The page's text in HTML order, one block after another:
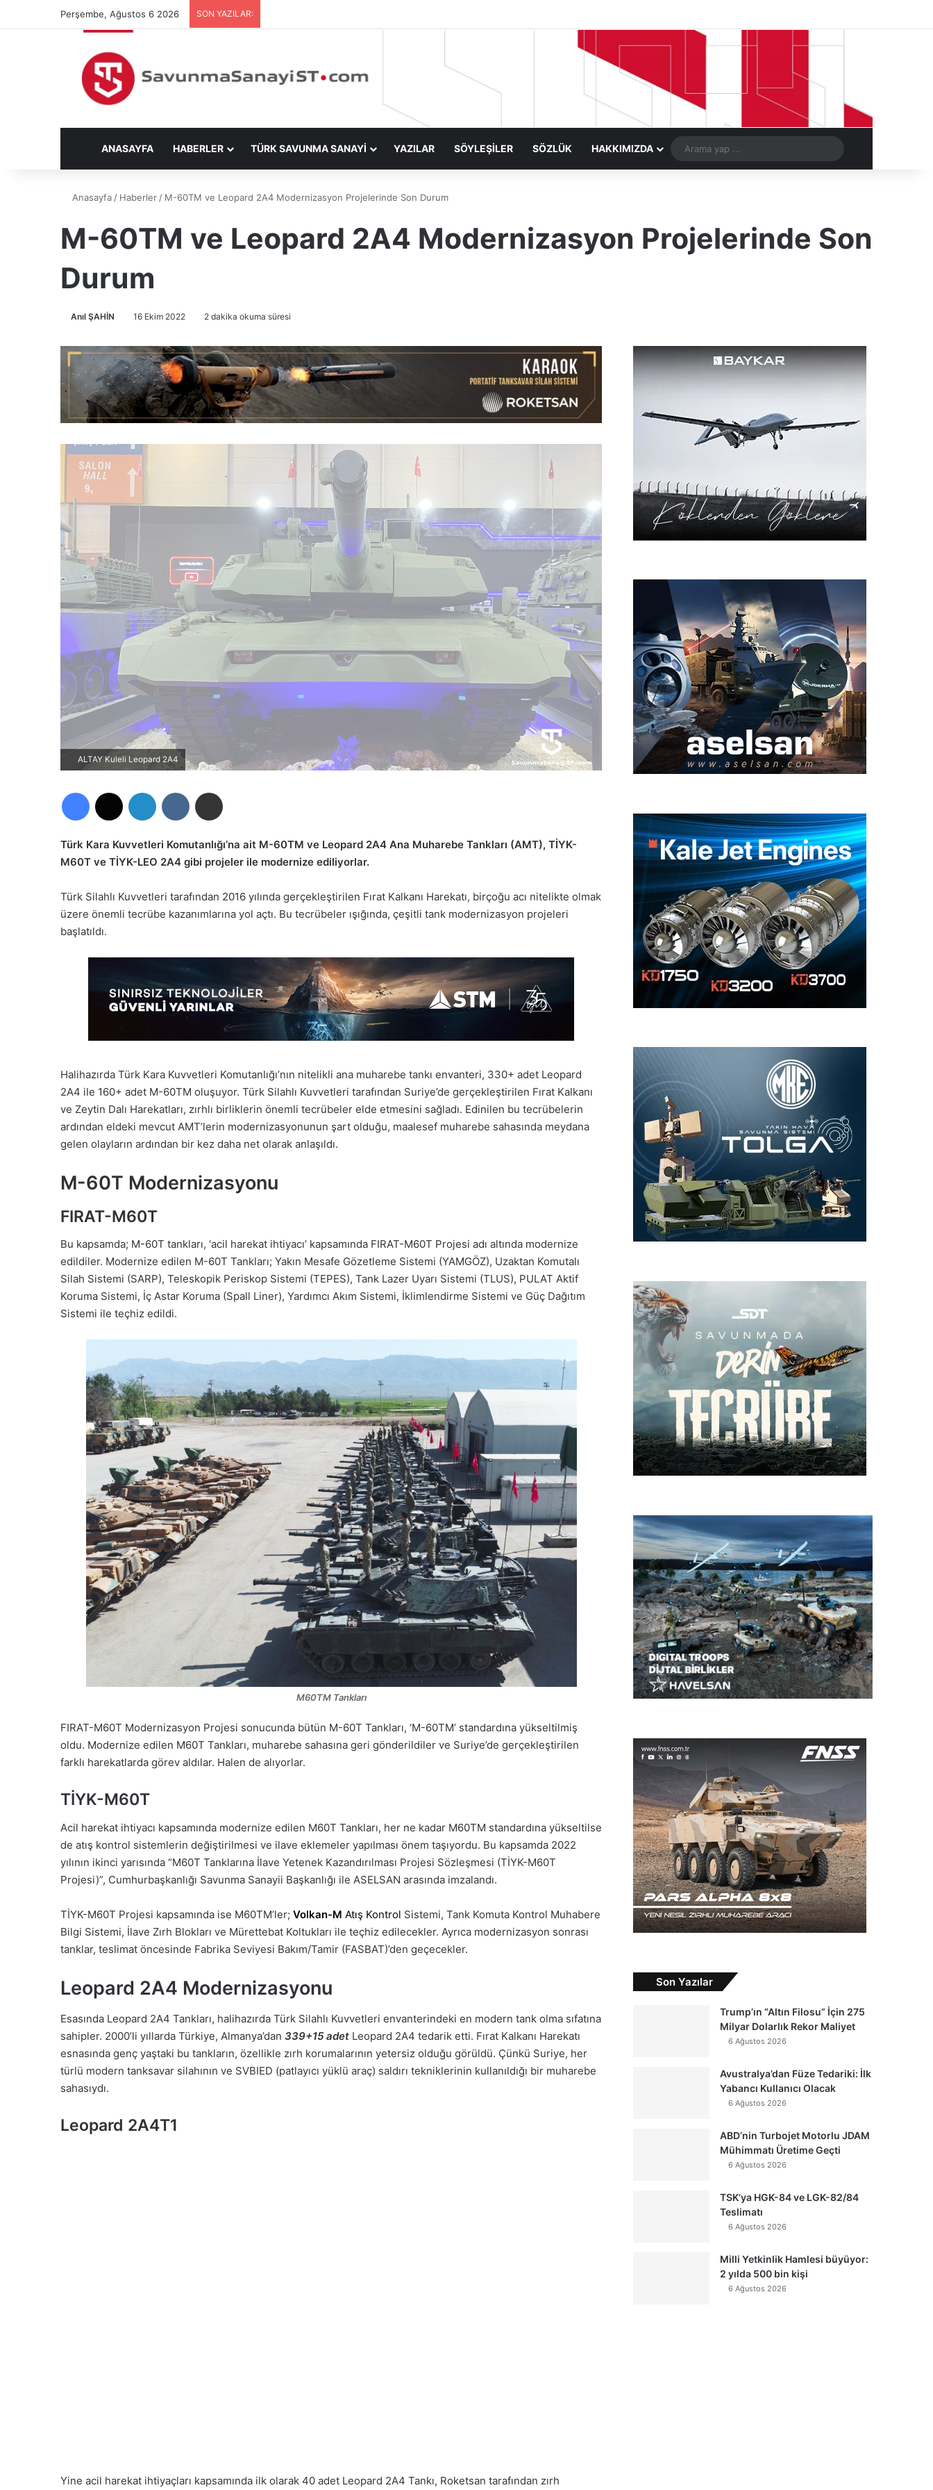
Perşembe, Ağustos 6 2026 SON YAZILAR:
ANASAYFA HABERLER TÜRK SAVUNMA SANAYİ YAZILAR SÖYLEŞİLER SÖZLÜK HAKKIMIZDA
yap
Anasayfa/ Haberler/ M-60TM ve Leopard 2A4 Modernizasyon Projelerinde Son Durum
M-60TM ve Leopard 2A4 Modernizasyon Projelerinde Son
Durum
Anıl ŞAHİN 16 Ekim 2022 2 dakika okuma süresi
ALTAY Kuleli Leopard 2A4
Türk Kara Kuvvetleri Komutanlığı’na ait M-60TM ve Leopard 2A4 Ana Muharebe Tankları (AMT), TİYK-
M60T ve TİYK-LEO 2A4 gibi projeler ile modernize ediliyorlar.
Türk Silahlı Kuvvetleri tarafından 2016 yılında gerçekleştirilen Fırat Kalkanı Harekatı, birçoğu acı nitelikte olmak
üzere önemli tecrübe kazanımlarına yol açtı. Bu tecrübeler ışığında, çeşitli tank modernizasyon projeleri
başlatıldı.
Halihazırda Türk Kara Kuvvetleri Komutanlığı’nın nitelikli ana muharebe tankı envanteri, 330+ adet Leopard
2A4 ile 160+ adet M-60TM oluşuyor. Türk Silahlı Kuvvetleri tarafından Suriye’de gerçekleştirilen Fırat Kalkanı
ve Zeytin Dalı Harekatları, zırhlı birliklerin önemli tecrübeler elde etmesini sağladı. Edinilen bu tecrübelerin
ardından eldeki mevcut AMT’lerin modernizasyonunun şart olduğu, maalesef muharebe sahasında meydana
gelen olayların ardından bir kez daha net olarak anlaşıldı.
M-60T Modernizasyonu
FIRAT-M60T
Bu kapsamda; M-60T tankları, ‘acil harekat ihtiyacı’ kapsamında FIRAT-M60T Projesi adı altında modernize
edildiler. Modernize edilen M-60T Tankları; Yakın Mesafe Gözetleme Sistemi (YAMGÖZ), Uzaktan Komutalı
Silah Sistemi (SARP), Teleskopik Periskop Sistemi (TEPES), Tank Lazer Uyarı Sistemi (TLUS), PULAT Aktif
Koruma Sistemi, İç Astar Koruma (Spall Liner), Yardımcı Akım Sistemi, İklimlendirme Sistemi ve Güç Dağıtım
Sistemi ile teçhiz edildi.
M60TM Tankları
FIRAT-M60T Modernizasyon Projesi sonucunda bütün M-60T Tankları, ‘M-60TM’ standardına yükseltilmiş
oldu. Modernize edilen M60T Tankları, muharebe sahasına geri gönderildiler ve Suriye’de gerçekleştirilen
farklı harekatlarda görev aldılar. Halen de alıyorlar.
TİYK-M60T
Acil harekat ihtiyacı kapsamında modernize edilen M60T Tankları, her ne kadar M60TM standardına yükseltilse
de atış kontrol sistemlerin değiştirilmesi ve ilave eklemeler yapılması önem taşıyordu. Bu kapsamda 2022
yılının ikinci yarısında “M60T Tanklarına İlave Yetenek Kazandırılması Projesi Sözleşmesi (TİYK-M60T
Projesi)”, Cumhurbaşkanlığı Savunma Sanayii Başkanlığı ile ASELSAN arasında imzalandı.
TİYK-M60T Projesi kapsamında ise M60TM’ler; Volkan-M Atış Kontrol Sistemi, Tank Komuta Kontrol Muhabere
Bilgi Sistemi, İlave Zırh Blokları ve Mürettebat Koltukları ile teçhiz edilecekler. Ayrıca modernizasyon sonrası
tanklar, teslimat öncesinde Fabrika Seviyesi Bakım/Tamir (FASBAT)’den geçecekler.
Leopard 2A4 Modernizasyonu
Esasında Leopard 2A4 Tankları, halihazırda Türk Silahlı Kuvvetleri envanterindeki en modern tank olma sıfatına
sahipler. 2000’li yıllarda Türkiye, Almanya’dan 339+15 adet Leopard 2A4 tedarik etti. Fırat Kalkanı Harekatı
esnasında genç yaştaki bu tankların, özellikle zırh korumalarının yetersiz olduğu görüldü. Çünkü Suriye, her
türlü modern tanksavar silahının ve SVBIED (patlayıcı yüklü araç) saldırı tekniklerinin kullanıldığı bir muharebe
sahasıydı.
Leopard 2A4T1
Yine acil harekat ihtiyaçları kapsamında ilk olarak 40 adet Leopard 2A4 Tankı, Roketsan tarafından zırh
Son Yazılar
Trump’ın “Altın Filosu” İçin 275
Milyar Dolarlık Rekor Maliyet
6 Ağustos 2026
Avustralya’dan Füze Tedariki: İlk
Yabancı Kullanıcı Olacak
6 Ağustos 2026
ABD’nin Turbojet Motorlu JDAM
Mühimmatı Üretime Geçti
6 Ağustos 2026
TSK’ya HGK-84 ve LGK-82/84
Teslimatı
6 Ağustos 2026
Milli Yetkinlik Hamlesi büyüyor:
2 yılda 500 bin kişi
6 Ağustos 2026